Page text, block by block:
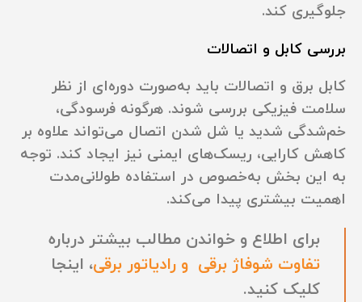
جلوگیری کند.
بررسی کابل و اتصالات
کابل برق و اتصالات باید به‌صورت دوره‌ای از نظر
سلامت فیزیکی بررسی شوند. هرگونه فرسودگی،
خم‌شدگی شدید یا شل شدن اتصال می‌تواند علاوه بر
کاهش کارایی، ریسک‌های ایمنی نیز ایجاد کند. توجه
به این بخش به‌خصوص در استفاده طولانی‌مدت
اهمیت بیشتری پیدا می‌کند.
برای اطلاع و خواندن مطالب بیشتر درباره
تفاوت شوفاژ برقی و رادیاتور برقی، اینجا
کلیک کنید.